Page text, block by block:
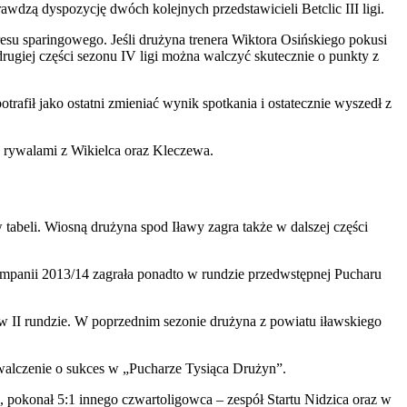
dyspozycję dwóch kolejnych przedstawicieli Betclic III ligi.
sparingowego. Jeśli drużyna trenera Wiktora Osińskiego pokusi
części sezonu IV ligi można walczyć skutecznie o punkty z
jako ostatni zmieniać wynik spotkania i ostatecznie wyszedł z
z Wikielca oraz Kleczewa.
Wiosną drużyna spod Iławy zagra także w dalszej części
2013/14 zagrała ponadto w rundzie przedwstępnej Pucharu
rundzie. W poprzednim sezonie drużyna z powiatu iławskiego
o sukces w „Pucharze Tysiąca Drużyn”.
5:1 innego czwartoligowca – zespół Startu Nidzica oraz w